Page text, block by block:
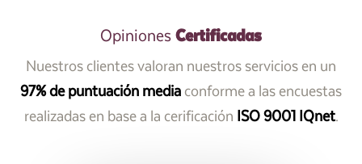
Opiniones Certificadas
Nuestros clientes valoran nuestros servicios en un
97% de puntuación mediaconforme a las encuestas
realizadas en base a la cerificación ISO 9001 IQnet.